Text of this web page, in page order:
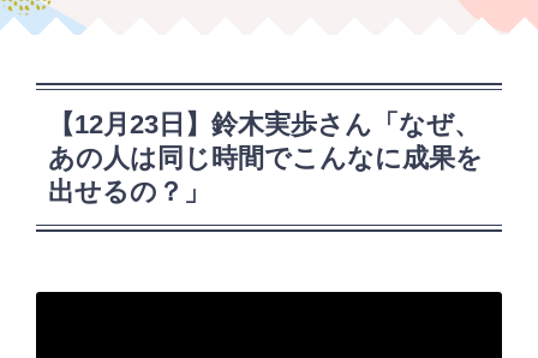
【12月23日】鈴木実歩さん「なぜ、
あの人は同じ時間でこんなに成果を
出せるの？」